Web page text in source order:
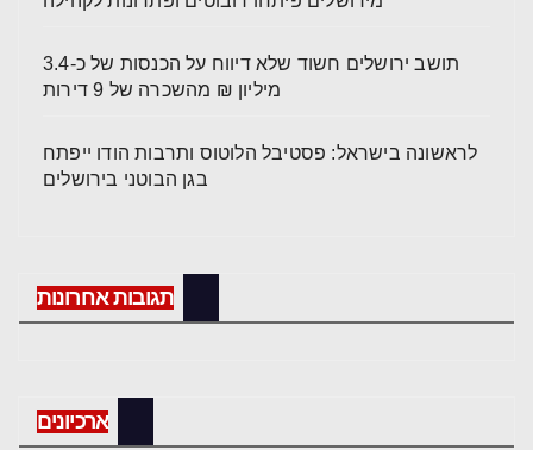
תושב ירושלים חשוד שלא דיווח על הכנסות של כ-3.4
מיליון ₪ מהשכרה של 9 דירות
לראשונה בישראל: פסטיבל הלוטוס ותרבות הודו ייפתח
בגן הבוטני בירושלים
תגובות אחרונות
ארכיונים